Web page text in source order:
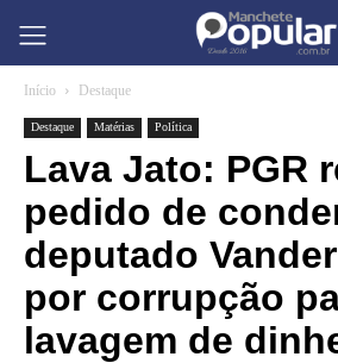
Início Destaque
Destaque Matérias Política
Lava Jato: PGR
pedido de
deputado
por corrupção
lavagem de